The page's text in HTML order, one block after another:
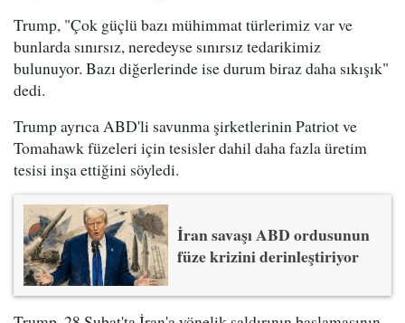
Trump, "Çok güçlü bazı mühimmat türlerimiz var ve
bunlarda sınırsız, neredeyse sınırsız tedarikimiz
bulunuyor. Bazı diğerlerinde ise durum biraz daha sıkışık"
dedi.
Trump ayrıca ABD'li savunma şirketlerinin Patriot ve
Tomahawk füzeleri için tesisler dahil daha fazla üretim
tesisi inşa ettiğini söyledi.
İran savaşı ABD ordusunun
füze krizini derinleştiriyor